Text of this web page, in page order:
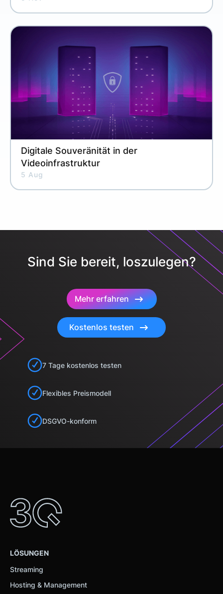
Digitale Souveränität in der
Videoinfrastruktur
5 Aug
Sind Sie bereit, loszulegen?
Mehr erfahren
Kostenlos testen
7 Tage kostenlos testen
Flexibles Preismodell
DSGVO-konform
LÖSUNGEN
Streaming
Hosting & Management